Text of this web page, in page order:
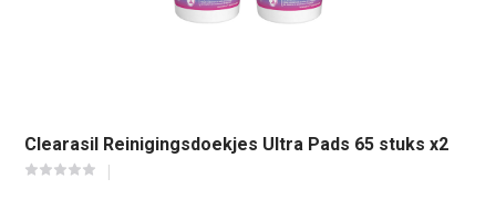
Clearasil Reinigingsdoekjes Ultra Pads 65 stuks x2